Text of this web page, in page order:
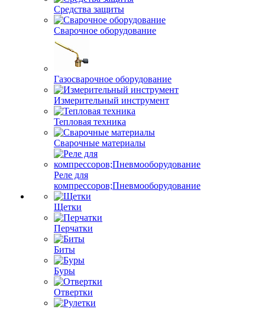
Средства защиты
Сварочное оборудование
Газосварочное оборудование
Измерительный инструмент
Тепловая техника
Сварочные материалы
Реле для
компрессоров;Пневмооборудование
Щетки
Перчатки
Биты
Буры
Отвертки